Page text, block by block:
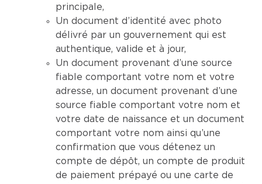
principale,
Un document d’identité avec photo
délivré par un gouvernement qui est
authentique, valide et à jour,
Un document provenant d’une source
fiable comportant votre nom et votre
adresse, un document provenant d’une
source fiable comportant votre nom et
votre date de naissance et un document
comportant votre nom ainsi qu’une
confirmation que vous détenez un
compte de dépôt, un compte de produit
de paiement prépayé ou une carte de